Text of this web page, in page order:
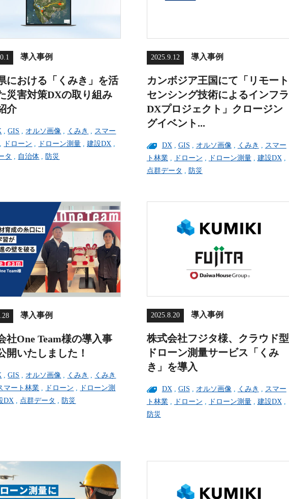
導入事例
における「くみき」を活
災害対策DXの取り組み
介
,GIS , オルソ画像 , くみき , スマー
, ドローン , ドローン測量 ,建設DX ,
タ , 自治体 , 防災
2025.9.12 導入事例
カンボジア王国にて「リモート
センシング技術によるインフラ
DXプロジェクト」クロージン
グイベント...
DX, GIS , オルソ画像, くみき , スマー
ト林業, ドローン , ドローン測量, 建設DX,
点群データ , 防災
導入事例
社One Team様の導入事
開いたしました！
,GIS オルソ画像 くみき
くみき
マート林業 ドローン
ドローン測
DX 点群データ 防災
2025.8.20 導入事例
株式会社フジタ様、クラウド型
ドローン測量サービス「くみ
き」を導入
DX, GIS , オルソ画像, くみき , スマー
ト林業, ドローン , ドローン測量, 建設DX,
防災